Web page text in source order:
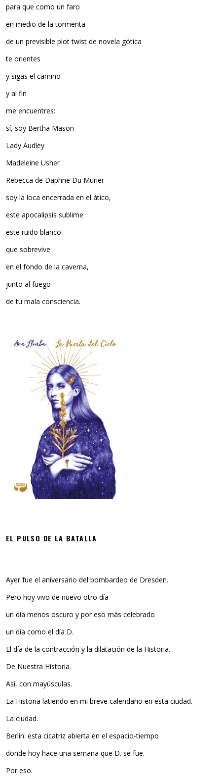
para que como un faro
en medio de la tormenta
de un previsible plot twist de novela gótica
te orientes
y sigas el camino
y al fin
me encuentres:
sí, soy Bertha Mason
Lady Audley
Madeleine Usher
Rebecca de Daphne Du Murier
soy la loca encerrada en el ático,
este apocalipsis sublime
este ruido blanco
que sobrevive
en el fondo de la caverna,
junto al fuego
de tu mala consciencia.
EL PULSO DE LA BATALLA
Ayer fue el aniversario del bombardeo de Dresden.
Pero hoy vivo de nuevo otro día
un día menos oscuro y por eso más celebrado
un día como el día D.
El día de la contracción y la dilatación de la Historia.
De Nuestra Historia.
Así, con mayúsculas.
La Historia latiendo en mi breve calendario en esta ciudad.
La ciudad.
Berlín: esta cicatriz abierta en el espacio-tiempo
donde hoy hace una semana que D. se fue.
Por eso.